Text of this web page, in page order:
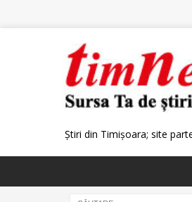
Știri din Timișoara; site